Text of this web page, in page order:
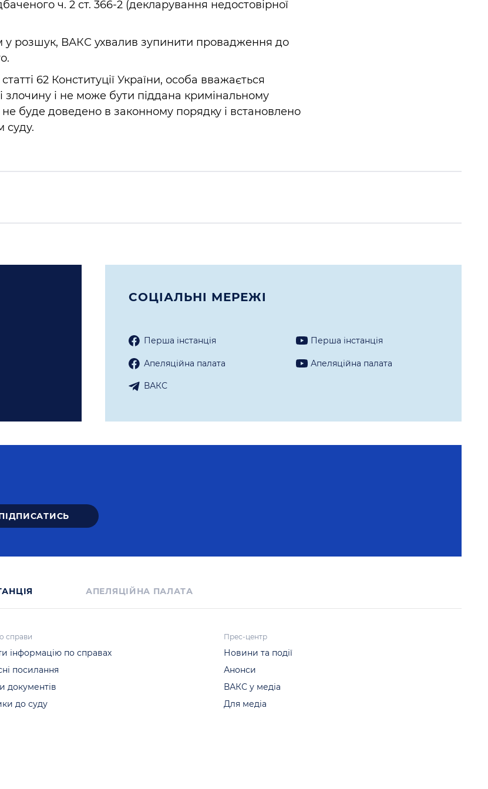
ч. 2 ст. 366-2 (декларування недостовірної
у розшук, ВАКС ухвалив зупинити провадження до
62 Конституції України, особа вважається
злочину і не може бути піддана кримінальному
буде доведено в законному порядку і встановлено
суду.
СОЦIАЛЬНI МЕРЕЖI
Перша iнстанцiя Перша iнстанцiя
Апеляцiйна палата Апеляцiйна палата
ВАКС
АПЕЛЯЦІЙНА ПАЛАТА
справи
інформацію по справах
посилання
документів
до суду
Прес-центр
Новини та події
Анонси
ВАКС у медіа
Для медіа